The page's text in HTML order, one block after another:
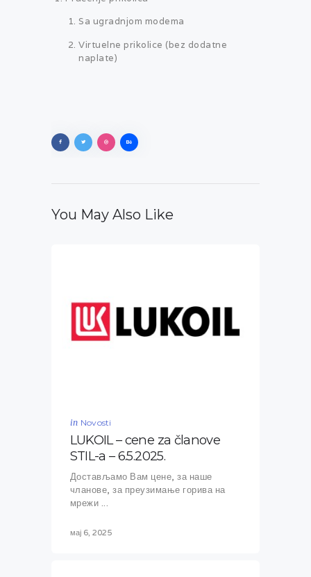
Sa ugradnjom modema
Virtuelne prikolice (bez dodatne
naplate)
You May Also Like
in Novosti
LUKOIL – cene za članove
STIL-a – 6.5.2025.
Достављамо Вам цене, за наше
чланове, за преузимање горива на
мрежи ...
мај 6, 2025